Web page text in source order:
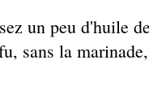
un peu d'huile
sans la